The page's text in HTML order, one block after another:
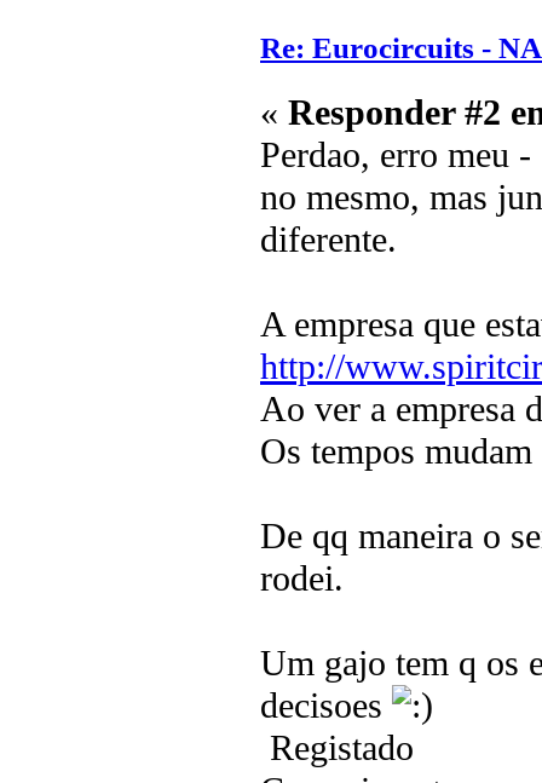
Re: Eurocircuits -
« Responder #2
Perdao, erro meu
no mesmo, mas
diferente.
A empresa que
http://
Ao ver a empresa
Os tempos
De qq maneira o
rodei.
Um gajo tem q os
decisoes
Registado